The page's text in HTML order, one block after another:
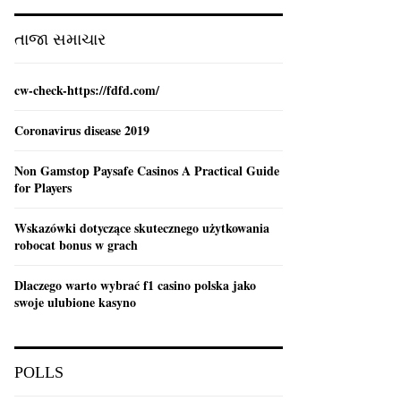
:
તાજા સમાચાર
cw-check-https://fdfd.com/
Coronavirus disease 2019
Non Gamstop Paysafe Casinos A Practical Guide
for Players
Wskazówki dotyczące skutecznego użytkowania
robocat bonus w grach
Dlaczego warto wybrać f1 casino polska jako
swoje ulubione kasyno
POLLS